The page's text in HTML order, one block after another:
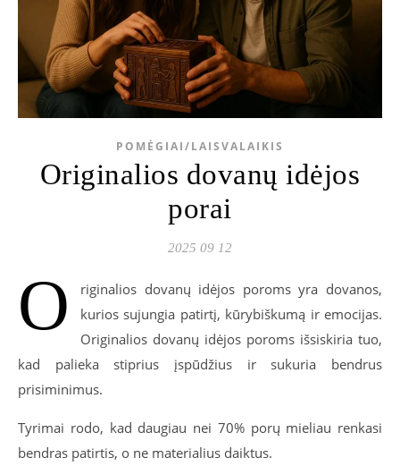
POMĖGIAI/LAISVALAIKIS
Originalios dovanų idėjos
porai
2025 09 12
O
riginalios dovanų idėjos poroms yra dovanos,
kurios sujungia patirtį, kūrybiškumą ir emocijas.
Originalios dovanų idėjos poroms išsiskiria tuo,
kad palieka stiprius įspūdžius ir sukuria bendrus
prisiminimus.
Tyrimai rodo, kad daugiau nei 70% porų mieliau renkasi
bendras patirtis, o ne materialius daiktus.